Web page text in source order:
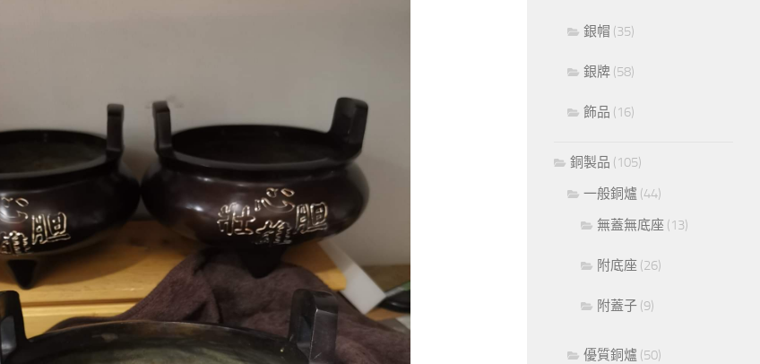
銀帽 (35)
銀牌 (58)
飾品 (16)
銅製品 (105)
一般銅爐 (44)
無蓋無底座 (13)
附底座 (26)
附蓋子 (9)
優質銅爐 (50)